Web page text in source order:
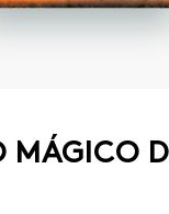
MÁGICO